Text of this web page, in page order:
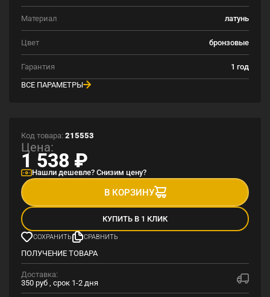
Материал латунь
Цвет бронзовые
Гарантия
1 год
ВСЕ ПАРАМЕТРЫ
Код товара: 215553
Цена:
1 538 ₽
Нашли дешевле? Снизим цену?
В КОРЗИНУ
КУПИТЬ В 1 КЛИК
СОХРАНИТЬ СРАВНИТЬ
ПОЛУЧЕНИЕ ТОВАРА
Доставка:
350 руб , срок 1-2 дня